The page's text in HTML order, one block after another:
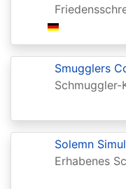
Aetherdrift:
Alara
Alpha
Amonkhet
Smugglers
Schmuggler-
Solemn
Erhabenes